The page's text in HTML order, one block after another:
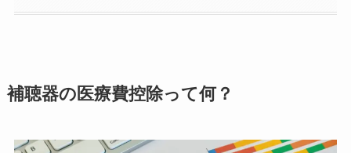
補聴器の医療費控除って何？